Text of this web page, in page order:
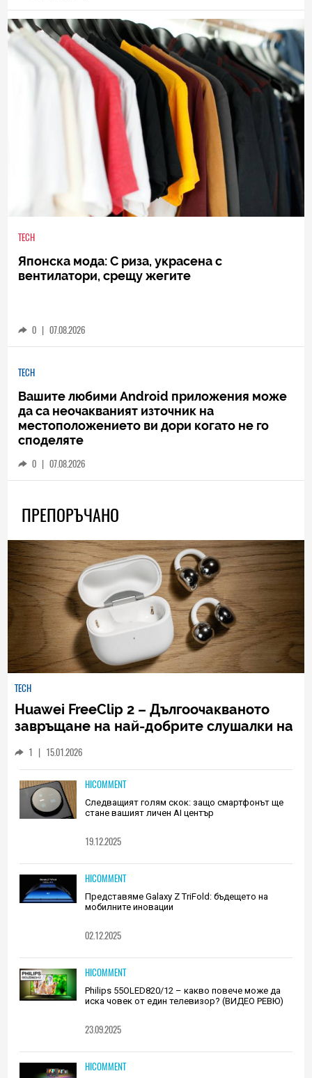
TECH
Японска мода: С риза, украсена с
вентилатори, срещу жегите
0 | 07.08.2026
TECH
Вашите любими Android приложения може
да са неочакваният източник на
местоположението ви дори когато не го
споделяте
0 | 07.08.2026
ПРЕПОРЪЧАНО
TECH
Huawei FreeClip 2 – Дългоочакваното
завръщане на най-добрите слушалки на
1 | 15.01.2026
HICOMMENT
Следващият голям скок: защо смартфонът ще
стане вашият личен AI център
19.12.2025
HICOMMENT
Представяме Galaxy Z TriFold: бъдещето на
мобилните иновации
02.12.2025
HICOMMENT
Philips 55OLED820/12 – какво повече може да
иска човек от един телевизор? (ВИДЕО РЕВЮ)
23.09.2025
HICOMMENT